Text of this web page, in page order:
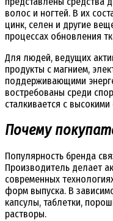
волос и ногтей. В их
цинк, селен и другие
процессах обновления
Для людей, ведущих
продукты с магнием,
поддерживающими
востребованы среди
сталкивается с
Почему
Популярность бренда
Производитель делает
современных
форм выпуска. В
капсулы, таблетки,
растворы.